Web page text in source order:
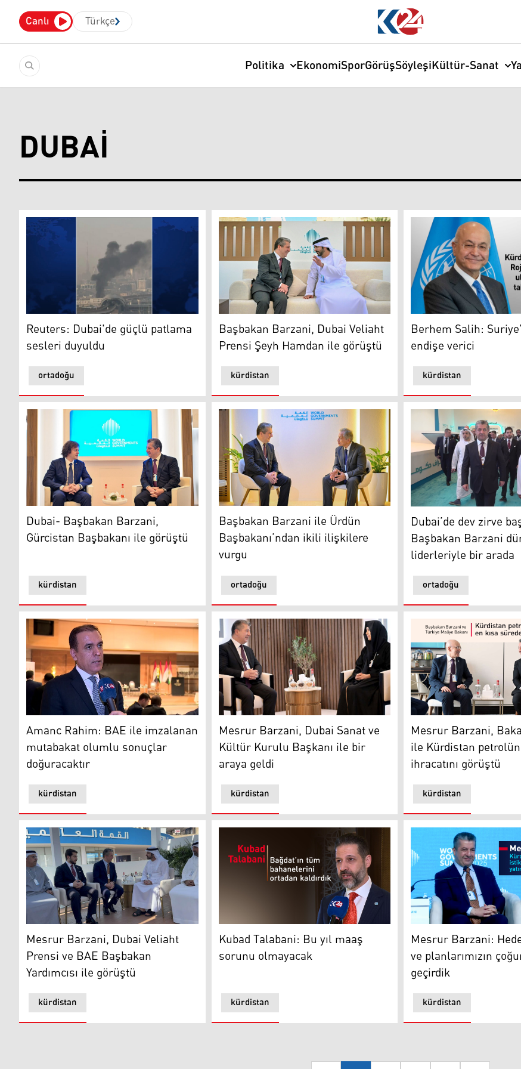
Canlı Türkçe
Politika EkonomiSporGörüşSöyleşiKültür-Sanat
DUBAI
Reuters: Dubai'de güçlü patlama sesleri duyuldu
ortadoğu
Reuters: Dubai'de güçlü patlama
sesleri duyuldu
Başbakan Barzani, Dubai Veliaht Prensi Şeyh Hamdan ile görüştü
kürdistan
Başbakan Barzani, Dubai Veliaht
Prensi Şeyh Hamdan ile görüştü
Berhem Salih:
kürdistan
Berhem Salih:
endişe verici
Dubai- Başbakan Barzani, Gürcistan Başbakanı ile görüştü
kürdistan
Dubai- Başbakan Barzani,
Gürcistan Başbakanı ile görüştü
Başbakan Mesrur Barzani ve Ürdün Başbakanı Cafer Hassan
ortadoğu
Başbakan Barzani ile Ürdün
Başbakanı’ndan ikili ilişkilere
vurgu
Dubai’de dev zirve
ortadoğu
Dubai’de dev zirve
Başbakan Barzani
liderleriyle bir arada
Amanc Rahim: BAE ile imzalanan mutabakat olumlu sonuçlar doğuracaktır
kürdistan
Amanc Rahim: BAE ile imzalanan
mutabakat olumlu sonuçlar
doğuracaktır
Kürdistan Bölgesi Başbakanı Mesrur Barzani ile Dubai Sanat ve
kürdistan
Mesrur Barzani, Dubai Sanat ve
Kültür Kurulu Başkanı ile bir
araya geldi
Kürdistan Bölgesi
kürdistan
Mesrur ​​Barzani,
ile Kürdistan
ihracatını görüştü
Mesrur ​​Barzani, Dubai Veliaht Prensi ve BAE Başbakan Yardımcısı ile görüştü
kürdistan
Mesrur ​​Barzani, Dubai Veliaht
Prensi ve BAE Başbakan
Yardımcısı ile görüştü
Kubad Talabani: Bu yıl maaş sorunu olmayacak
kürdistan
Kubad Talabani: Bu yıl maaş
sorunu olmayacak
Mesrur ​​Barzani:
kürdistan
Mesrur ​​Barzani:
ve planlarımızın
geçirdik